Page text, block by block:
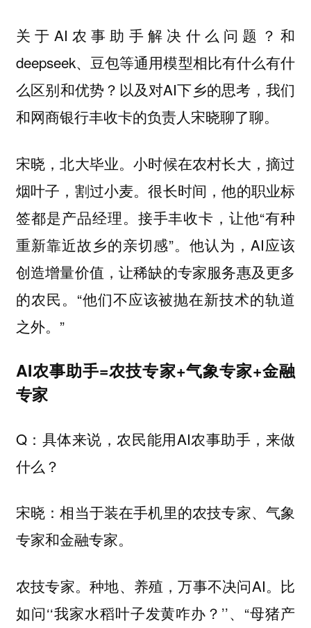
关于AI农事助手解决什么问题？和
deepseek、豆包等通用模型相比有什么有什
么区别和优势？以及对AI下乡的思考，我们
和网商银行丰收卡的负责人宋晓聊了聊。
宋晓，北大毕业。小时候在农村长大，摘过
烟叶子，割过小麦。很长时间，他的职业标
签都是产品经理。接手丰收卡，让他“有种
重新靠近故乡的亲切感”。他认为，AI应该
创造增量价值，让稀缺的专家服务惠及更多
的农民。“他们不应该被抛在新技术的轨道
之外。”
AI农事助手=农技专家+气象专家+金融
专家
Q：具体来说，农民能用AI农事助手，来做
什么？
宋晓：相当于装在手机里的农技专家、气象
专家和金融专家。
农技专家。种地、养殖，万事不决问AI。比
如问‘‘我家水稻叶子发黄咋办？’’、“母猪产